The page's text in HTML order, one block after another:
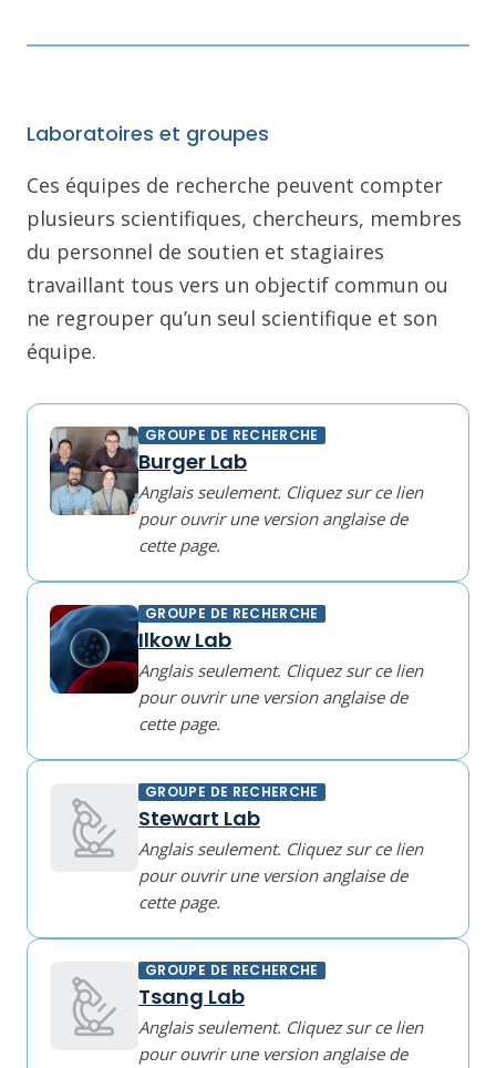
Laboratoires et groupes
Ces équipes de recherche peuvent compter
plusieurs scientifiques, chercheurs, membres
du personnel de soutien et stagiaires
travaillant tous vers un objectif commun ou
ne regrouper qu’un seul scientifique et son
équipe.
GROUPE DE RECHERCHE
Burger Lab
Anglais seulement. Cliquez sur ce lien
pour ouvrir une version anglaise de
cette page.
GROUPE DE RECHERCHE
Ilkow Lab
Anglais seulement. Cliquez sur ce lien
pour ouvrir une version anglaise de
cette page.
GROUPE DE RECHERCHE
Stewart Lab
Anglais seulement. Cliquez sur ce lien
pour ouvrir une version anglaise de
cette page.
GROUPE DE RECHERCHE
Tsang Lab
Anglais seulement. Cliquez sur ce lien
pour ouvrir une version anglaise de